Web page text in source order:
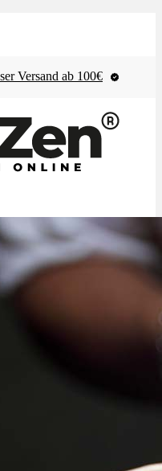
Versand ab 100€